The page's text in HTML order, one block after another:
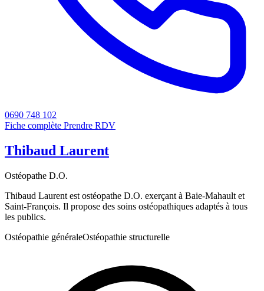
0690 748 102
Fiche complète Prendre RDV
Thibaud Laurent
Ostéopathe D.O.
Thibaud Laurent est ostéopathe D.O. exerçant à Baie-Mahault et
Saint-François. Il propose des soins ostéopathiques adaptés à tous
les publics.
Ostéopathie généraleOstéopathie structurelle